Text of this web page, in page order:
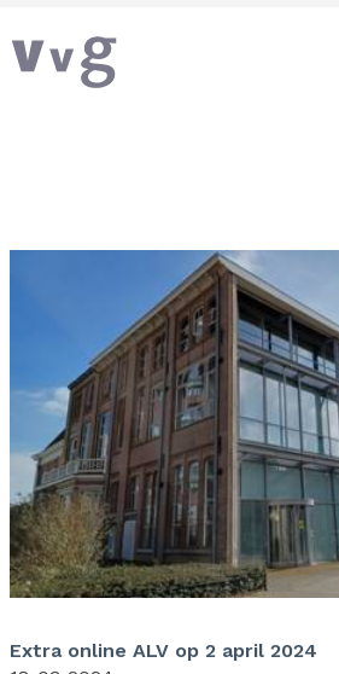
Extra online ALV op 2 april 2024